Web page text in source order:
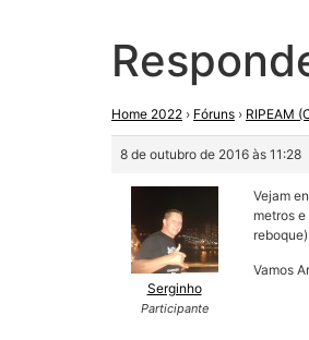
Home 2022 › Fóruns › RIPEAM
8 de outubro de 2016 às 11:28
Serginho
Participante
Vejam
metros
Vamos